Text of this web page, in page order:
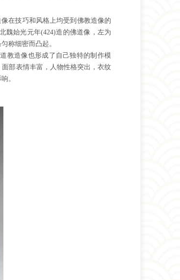
在技巧和风格上均受到佛教造像的
魏始光元年(424)造的佛道像，左为
称细密而凸起。
教造像也形成了自己独特的制作模
部表情丰富，人物性格突出，衣纹
。